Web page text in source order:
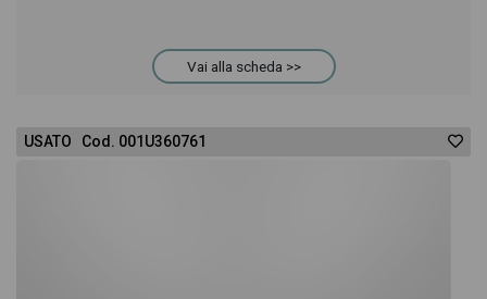
Vai alla scheda >>
USATO Cod. 001U360761